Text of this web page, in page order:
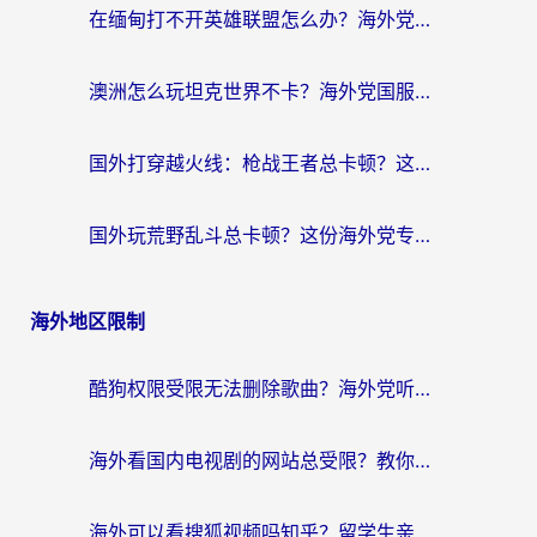
在缅甸打不开英雄联盟怎么办？海外党亲测有效的国服游戏加速指南
澳洲怎么玩坦克世界不卡？海外党国服游戏加速终极指南（附逆战奇妙碰碰车解决方案）
国外打穿越火线：枪战王者总卡顿？这篇加速器推荐下载指南帮你解决延迟难题
国外玩荒野乱斗总卡顿？这份海外党专属的国服游戏加速攻略请收好
海外地区限制
酷狗权限受限无法删除歌曲？海外党听国内音乐的终极解决方案来了
海外看国内电视剧的网站总受限？教你选对回国加速器，轻松追热剧